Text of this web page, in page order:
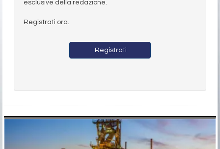
esclusive della redazione.
Registrati ora.
Registrati